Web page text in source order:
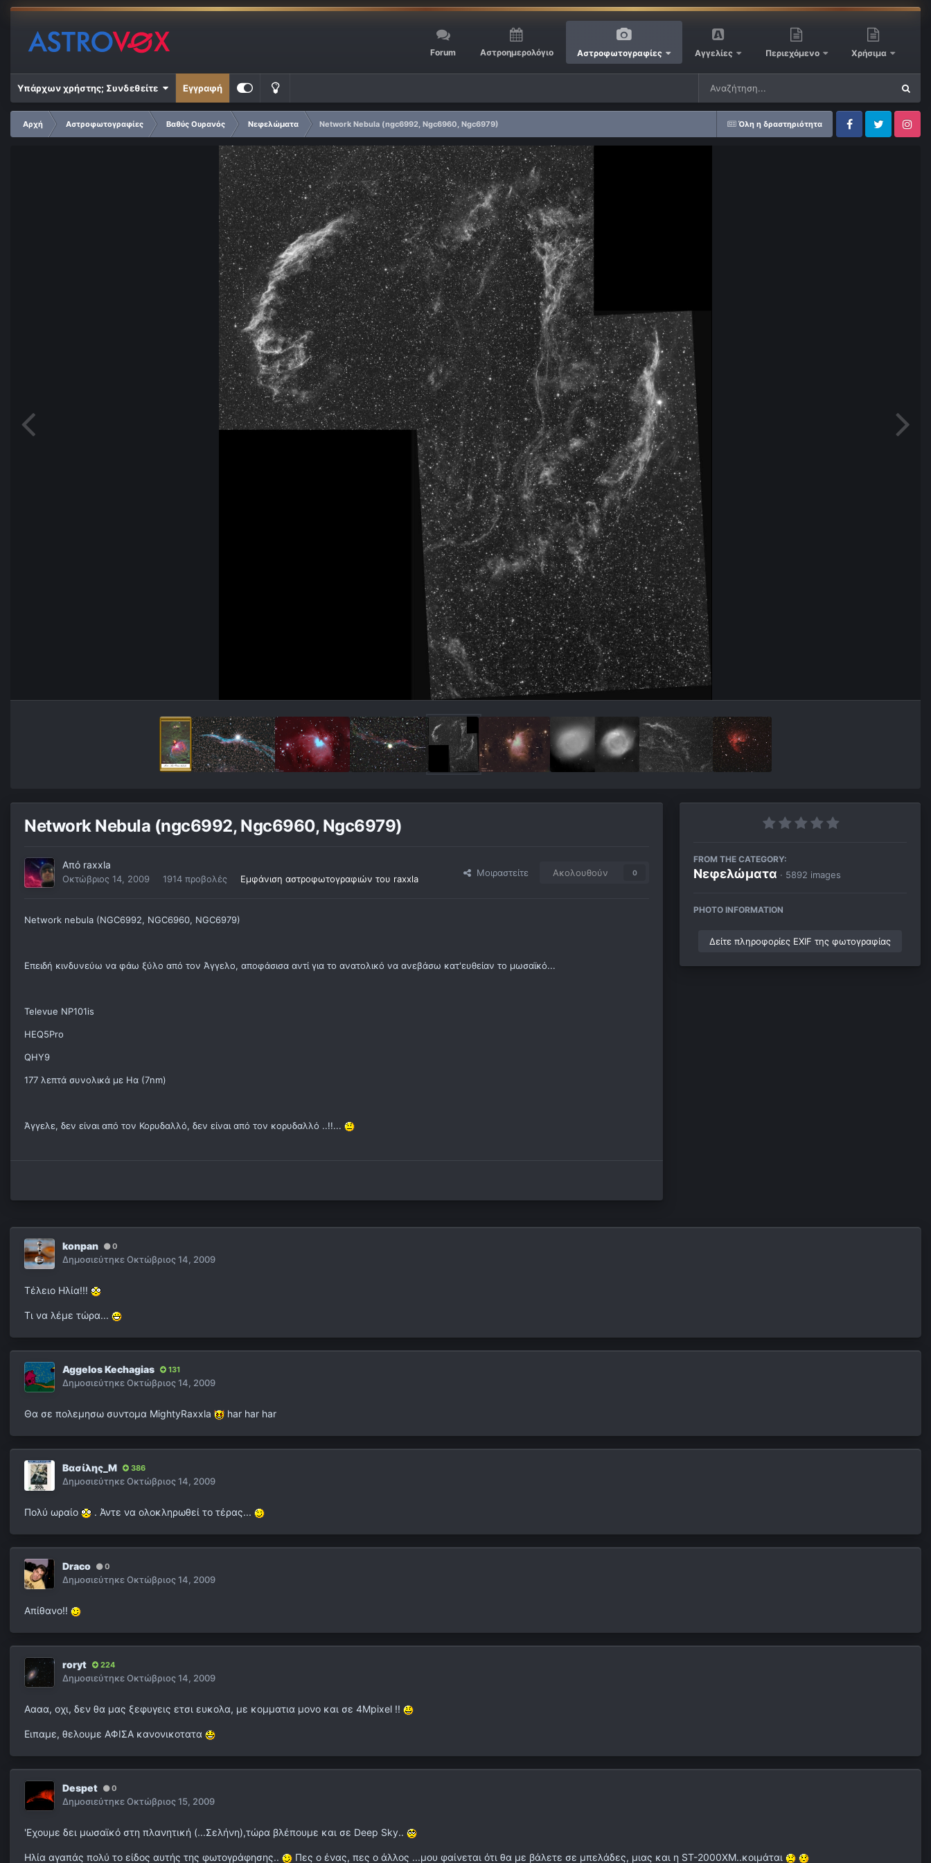
Forum Αστροημερολόγιο Αστροφωτογραφίες Αγγελίες Περιεχόμενο Χρήσιμα
Υπάρχων χρήστης; Συνδεθείτε Εγγραφή
Όλη η δραστηριότητα
Αρχή Αστροφωτογραφίες Βαθύς Ουρανός Νεφελώματα
Network Nebula (ngc6992, Ngc6960, Ngc6979)
FacebookTwitter Instagram
Network Nebula (ngc6992, Ngc6960, Ngc6979)
Από raxxla
Οκτώβριος 14, 2009 1914 προβολές Εμφάνιση αστροφωτογραφιών του raxxla
Μοιραστείτε Ακολουθούν 0
Network nebula (NGC6992, NGC6960, NGC6979)
Επειδή κινδυνεύω να φάω ξύλο από τον Άγγελο, αποφάσισα αντί για το ανατολικό να ανεβάσω κατ'ευθείαν το μωσαϊκό...
Televue NP101is
HEQ5Pro
QHY9
177 λεπτά συνολικά με Ηα (7nm)
Άγγελε, δεν είναι από τον Κορυδαλλό, δεν είναι από τον κορυδαλλό ..!!...
FROM THE CATEGORY:
Νεφελώματα · 5892 images
PHOTO INFORMATION
Δείτε πληροφορίες EXIF της φωτογραφίας
konpan 0
ΔημοσιεύτηκεΟκτώβριος 14, 2009
Τέλειο Ηλία!!!
Τι να λέμε τώρα...
Aggelos Kechagias 131
ΔημοσιεύτηκεΟκτώβριος 14, 2009
Θα σε πολεμησω συντομα MightyRaxxla har har har
Βασίλης_Μ 386
ΔημοσιεύτηκεΟκτώβριος 14, 2009
Πολύ ωραίο . Άντε να ολοκληρωθεί το τέρας...
Draco 0
ΔημοσιεύτηκεΟκτώβριος 14, 2009
Απίθανο!!
roryt 224
ΔημοσιεύτηκεΟκτώβριος 14, 2009
Αααα, οχι, δεν θα μας ξεφυγεις ετσι ευκολα, με κομματια μονο και σε 4Mpixel !!
Ειπαμε, θελουμε ΑΦΙΣΑ κανονικοτατα
Despet 0
ΔημοσιεύτηκεΟκτώβριος 15, 2009
'Εχουμε δει μωσαϊκό στη πλανητική (...Σελήνη),τώρα βλέπουμε και σε Deep Sky..
Hλία αγαπάς πολύ το είδος αυτής της φωτογράφησης.. Πες ο ένας, πες ο άλλος ...μου φαίνεται ότι θα με βάλετε σε μπελάδες, μιας και η ST-2000XM..κοιμάται